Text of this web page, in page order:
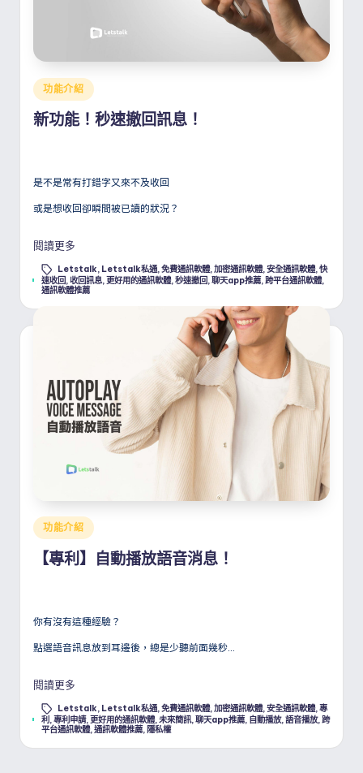
Posted
in
功能介紹
新功能！秒速撤回訊息！
是不是常有打錯字又來不及收回
或是想收回卻瞬間被已讀的狀況？
閱讀更多
Tags:
Letstalk, Letstalk私通,免費通訊軟體,加密通訊軟體,安全通訊軟體,快
速收回,收回訊息, 更好用的通訊軟體,秒速撤回,聊天app推薦,跨平台通訊軟體,
通訊軟體推薦
Posted
功能介紹
【專利】自動播放語音消息！
你有沒有這種經驗？
點選語音訊息放到耳邊後，總是少聽前面幾秒…
閱讀更多
Tags:
Letstalk, Letstalk私通,免費通訊軟體,加密通訊軟體,安全通訊軟體,專
利,專利申請, 更好用的通訊軟體,未來簡訊,聊天app推薦, 自動播放,語音播放,跨
平台通訊軟體,通訊軟體推薦, 隱私權